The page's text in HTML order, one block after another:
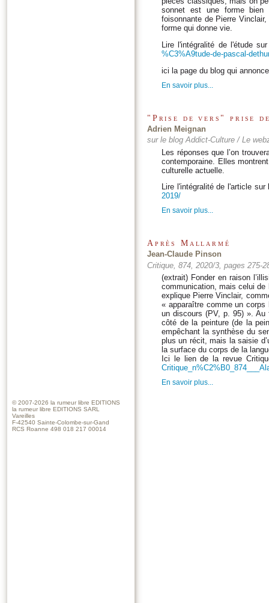
sonnet est une forme
foisonnante de Pierre
forme qui donne vie.
Lire l'intégralité de l'étude
%C3%A9tude-de-pascal-
ici la page du blog qui
En savoir plus...
"Prise de vers" prise
Adrien Meignan
sur le blog Addict-Culture / Le
Les réponses que l’on
contemporaine. Elles
culturelle actuelle.
Lire l'intégralité de l'article
2019/
En savoir plus...
Après Mallarmé
Jean-Claude Pinson
Critique, 874, 2020/3, pages 275-
(extrait) Fonder en raison
communication, mais celui
explique Pierre Vinclair,
« apparaître comme un
un discours (PV, p. 95) ».
côté de la peinture (de la
empêchant la synthèse du
plus un récit, mais la saisie
la surface du corps de la
Ici le lien de la revue
En savoir plus...
© 2007-2026 la rumeur libre EDITIONS
la rumeur libre EDITIONS SARL
Vareilles
F-42540 Sainte-Colombe-sur-Gand
RCS Roanne 498 018 217 00014